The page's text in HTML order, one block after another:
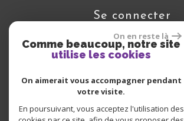
On en reste là
Comme beaucoup, notre site
utilise les cookies
On aimerait vous accompagner pendant
votre visite.
En poursuivant, vous acceptez l'utilisation des
se connecter
Espace propriétaire